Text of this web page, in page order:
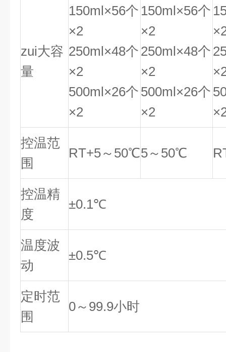
zui大容
量
150ml×56个
×2
250ml×48个
×2
500ml×26个
×2
150ml×56个
×2
250ml×48个
×2
500ml×26个
×2
控温范
围
RT+5～50℃5～50℃
控温精
度
±0.1℃
温度波
动
±0.5℃
定时范
围
0～99.9小时